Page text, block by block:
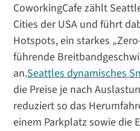
CoworkingCafe zählt
Cities der USA und führt
Hotspots, ein starkes
führende
an.Seattles dynamisches
die Preise je nach
reduziert so das
einem Parkplatz sowie die